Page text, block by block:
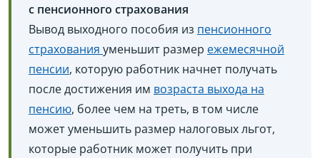
с пенсионного страхования
Вывод выходного пособия из пенсионного
страхования уменьшит размер ежемесячной
пенсии, которую работник начнет получать
после достижения им возраста выхода на
пенсию, более чем на треть, в том числе
может уменьшить размер налоговых льгот,
которые работник может получить при